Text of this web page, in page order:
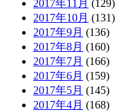
2017年11月 (129)
2017年10月 (131)
2017年9月 (136)
2017年8月 (160)
2017年7月 (166)
2017年6月 (159)
2017年5月 (145)
2017年4月 (168)